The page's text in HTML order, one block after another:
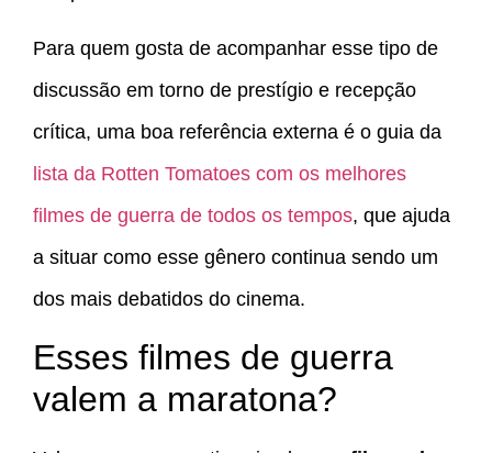
Para quem gosta de acompanhar esse tipo de
discussão em torno de prestígio e recepção
crítica, uma boa referência externa é o guia da
lista da Rotten Tomatoes com os melhores
filmes de guerra de todos os tempos, que ajuda
a situar como esse gênero continua sendo um
dos mais debatidos do cinema.
Esses filmes de guerra
valem a maratona?